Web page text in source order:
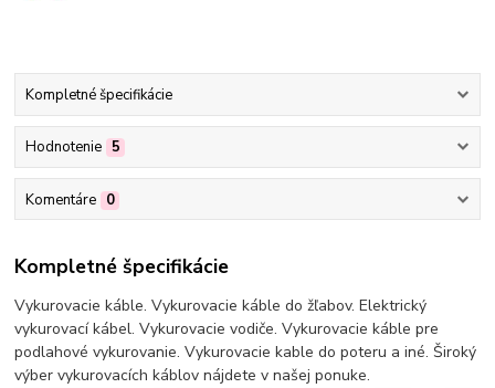
Kompletné špecifikácie
Hodnotenie 5
Komentáre 0
Kompletné špecifikácie
Vykurovacie káble. Vykurovacie káble do žľabov. Elektrický
vykurovací kábel. Vykurovacie vodiče. Vykurovacie káble pre
podlahové vykurovanie. Vykurovacie kable do poteru a iné. Široký
výber vykurovacích káblov nájdete v našej ponuke.